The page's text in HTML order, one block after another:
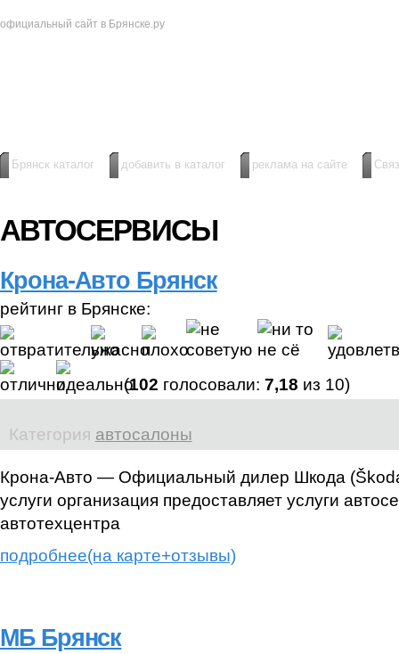
официальный сайт в Брянске.ру
Брянск каталог добавить в каталог реклама на сайте
АВТОСЕРВИСЫ
Крона-Авто Брянск
рейтинг в Брянске:
(102 голосовали: 7,18 из 10)
Категория автосалоны
Крона-Авто — Официальный дилер Шкода
услуги организация предоставляет услуги
автотехцентра
подробнее(на карте+отзывы)
МБ Брянск